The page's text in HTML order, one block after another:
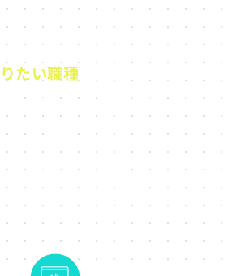
たい職種
のゲーム専門学校3
選
ぶべきことも、環境も変わりま
におすすめの学校を紹介してい